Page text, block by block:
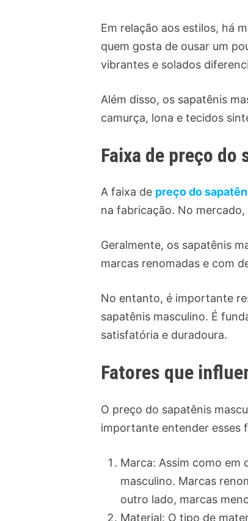
Em relação aos estilos, há
quem gosta de ousar um
vibrantes e solados
Além disso, os sapatênis
camurça, lona e tecidos
Faixa de preço
A faixa de preço do
na fabricação. No
Geralmente, os sapatênis
marcas renomadas e com
No entanto, é importante
sapatênis masculino. É
satisfatória e duradoura.
Fatores que
O preço do sapatênis
importante entender esses
Marca: Assim como em
masculino. Marcas
outro lado, marcas
Material: O tipo de